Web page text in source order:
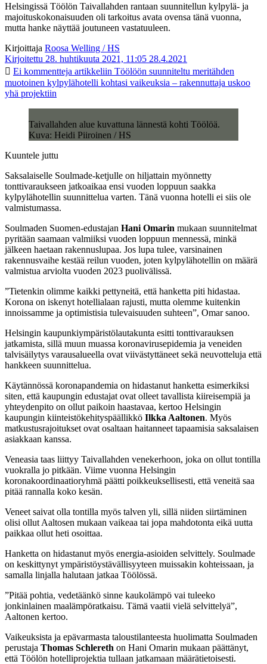
Helsingissä Töölön Taivallahden rantaan suunnitellun kylpylä- ja
majoituskokonaisuuden oli tarkoitus avata ovensa tänä vuonna,
mutta hanke näyttää joutuneen vastatuuleen.
Kirjoittaja Roosa Welling / HS
Kirjoitettu 28. huhtikuuta 2021, 11:05 28.4.2021
Ei kommentteja artikkeliin Töölöön suunniteltu meritähden
muotoinen kylpylähotelli kohtasi vaikeuksia – rakennuttaja uskoo
yhä projektiin
Taivallahden alue kuvattuna lännestä kohti Töölöä.
Kuva: Heidi Piiroinen / HS
Kuuntele juttu
Saksalaiselle Soulmade-ketjulle on hiljattain myönnetty
tonttivaraukseen jatkoaikaa ensi vuoden loppuun saakka
kylpylähotellin suunnittelua varten. Tänä vuonna hotelli ei siis ole
valmistumassa.
Soulmaden Suomen-edustajan Hani Omarin mukaan suunnitelmat
pyritään saamaan valmiiksi vuoden loppuun mennessä, minkä
jälkeen haetaan rakennuslupaa. Jos lupa tulee, varsinainen
rakennusvaihe kestää reilun vuoden, joten kylpylähotellin on määrä
valmistua arviolta vuoden 2023 puolivälissä.
”Tietenkin olimme kaikki pettyneitä, että hanketta piti hidastaa.
Korona on iskenyt hotellialaan rajusti, mutta olemme kuitenkin
innoissamme ja optimistisia tulevaisuuden suhteen”, Omar sanoo.
Helsingin kaupunkiympäristölautakunta esitti tonttivarauksen
jatkamista, sillä muun muassa koronavirusepidemia ja veneiden
talvisäilytys varausalueella ovat viivästyttäneet sekä neuvotteluja että
hankkeen suunnittelua.
Käytännössä koronapandemia on hidastanut hanketta esimerkiksi
siten, että kaupungin edustajat ovat olleet tavallista kiireisempiä ja
yhteydenpito on ollut paikoin haastavaa, kertoo Helsingin
kaupungin kiinteistökehityspäällikkö Ilkka Aaltonen. Myös
matkustusrajoitukset ovat osaltaan haitanneet tapaamisia saksalaisen
asiakkaan kanssa.
Veneasia taas liittyy Taivallahden venekerhoon, joka on ollut tontilla
vuokralla jo pitkään. Viime vuonna Helsingin
koronakoordinaatioryhmä päätti poikkeuksellisesti, että veneitä saa
pitää rannalla koko kesän.
Veneet saivat olla tontilla myös talven yli, sillä niiden siirtäminen
olisi ollut Aaltosen mukaan vaikeaa tai jopa mahdotonta eikä uutta
paikkaa ollut heti osoittaa.
Hanketta on hidastanut myös energia-asioiden selvittely. Soulmade
on keskittynyt ympäristöystävällisyyteen muissakin kohteissaan, ja
samalla linjalla halutaan jatkaa Töölössä.
”Pitää pohtia, vedetäänkö sinne kaukolämpö vai tuleeko
jonkinlainen maalämpöratkaisu. Tämä vaatii vielä selvittelyä”,
Aaltonen kertoo.
Vaikeuksista ja epävarmasta taloustilanteesta huolimatta Soulmaden
perustaja Thomas Schlereth on Hani Omarin mukaan päättänyt,
että Töölön hotelliprojektia tullaan jatkamaan määrätietoisesti.